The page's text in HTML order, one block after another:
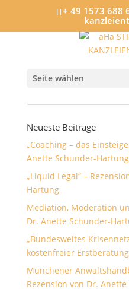
+ 49 1573 688
Seite wählen
Neueste Beiträge
„Coaching – das
Anette Schunder-Hartung
„Liquid Legal“ –
Hartung
Mediation, Moderation
Dr. Anette Schunder-
„Bundesweites
kostenfreier Erstberatung
Münchener
Rezension von Dr.